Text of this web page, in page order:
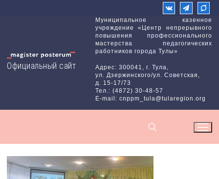
Официальный сайт
Муниципальное казенное
учреждение «Центр непрерывного
повышения профессионального
мастерства педагогических
работников города Тулы»
Адрес: 300041, г. Тула,
ул. Дзержинского/ул. Советская,
д. 15-17/73
Тел.: (4872) 30-48-57
E-mail: cnppm_tula@tularegion.org
Найти: